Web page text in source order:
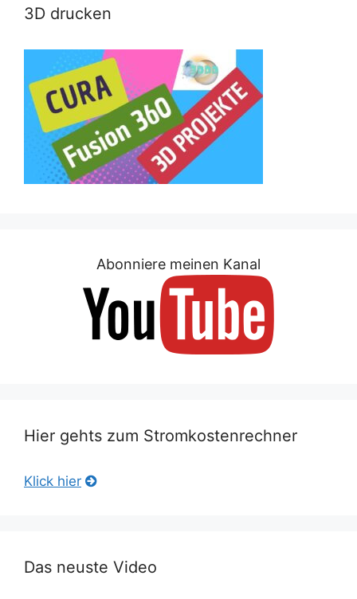
3D drucken
Abonniere meinen Kanal
Hier gehts zum Stromkostenrechner
Klick hier
Das neuste Video